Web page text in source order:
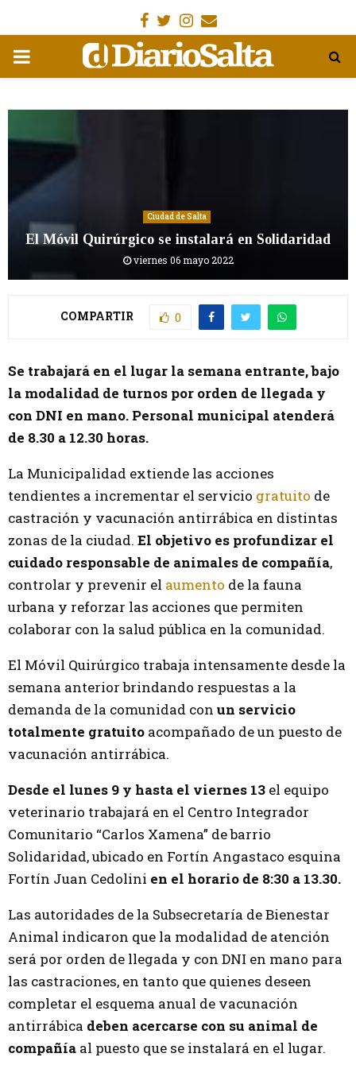
Facebook
Gorjeo
Instagram
Email
MENÚ
Ciudad de Salta
El Móvil Quirúrgico se instalará en Solidaridad
viernes 06 mayo 2022
COMPARTIR 0
Se trabajará en el lugar la semana entrante, bajo
la modalidad de turnos por orden de llegada y
con DNI en mano. Personal municipal atenderá
de 8.30 a 12.30 horas.
La Municipalidad extiende las acciones
tendientes a incrementar el servicio gratuito de
castración y vacunación antirrábica en distintas
zonas de la ciudad. El objetivo es profundizar el
cuidado responsable de animales de compañía,
controlar y prevenir el aumento de la fauna
urbana y reforzar las acciones que permiten
colaborar con la salud pública en la comunidad.
El Móvil Quirúrgico trabaja intensamente desde la
semana anterior brindando respuestas a la
demanda de la comunidad con un servicio
totalmente gratuito acompañado de un puesto de
vacunación antirrábica.
Desde el lunes 9 y hasta el viernes 13 el equipo
veterinario trabajará en el Centro Integrador
Comunitario “Carlos Xamena” de barrio
Solidaridad, ubicado en Fortín Angastaco esquina
Fortín Juan Cedolini en el horario de 8:30 a 13.30.
Las autoridades de la Subsecretaría de Bienestar
Animal indicaron que la modalidad de atención
será por orden de llegada y con DNI en mano para
las castraciones, en tanto que quienes deseen
completar el esquema anual de vacunación
antirrábica deben acercarse con su animal de
compañía al puesto que se instalará en el lugar.